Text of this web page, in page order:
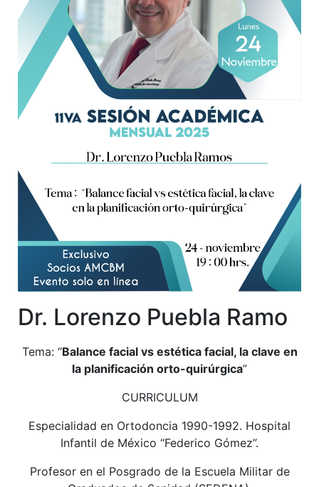
Dr. Lorenzo Puebla Ramo
Tema: “Balance facial vs estética facial, la clave en
la planificación orto-quirúrgica”
CURRICULUM
Especialidad en Ortodoncia 1990-1992. Hospital
Infantil de México “Federico Gómez”.
Profesor en el Posgrado de la Escuela Militar de